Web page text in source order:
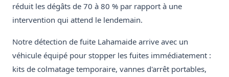
réduit les dégâts de 70 à 80 % par rapport à une
intervention qui attend le lendemain.
Notre détection de fuite Lahamaide arrive avec un
véhicule équipé pour stopper les fuites immédiatement :
kits de colmatage temporaire, vannes d'arrêt portables,